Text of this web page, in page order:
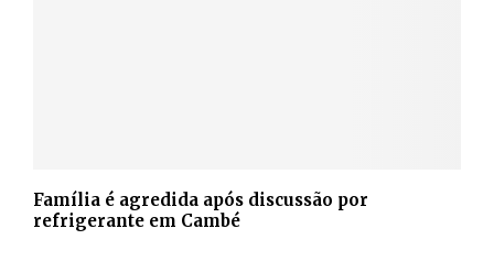
Família é agredida após discussão por
refrigerante em Cambé